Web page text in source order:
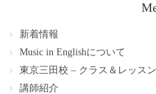
新着情報
Music in Englishについて
東京三田校 – クラス＆レッス
講師紹介